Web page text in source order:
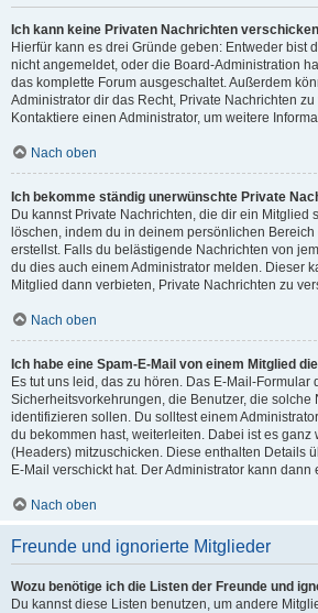
Ich kann keine Privaten Nachrichten
Hierfür kann es drei Gründe geben: Entweder bist
nicht angemeldet, oder die Board-Administration
das komplette Forum ausgeschaltet. Außerdem
Administrator dir das Recht, Private Nachrichten
Kontaktiere einen Administrator, um weitere
Nach oben
Ich bekomme ständig unerwünschte Private
Du kannst Private Nachrichten, die dir ein Mitglied
löschen, indem du in deinem persönlichen
erstellst. Falls du belästigende Nachrichten von
du dies auch einem Administrator melden. Dieser
Mitglied dann verbieten, Private Nachrichten zu
Nach oben
Ich habe eine Spam-E-Mail von einem Mitglied
Es tut uns leid, das zu hören. Das E-Mail-Formular
Sicherheitsvorkehrungen, die Benutzer, die solche
identifizieren sollen. Du solltest einem
du bekommen hast, weiterleiten. Dabei ist es ganz
(Headers) mitzuschicken. Diese enthalten Details
E-Mail verschickt hat. Der Administrator kann
Nach oben
Freunde und ignorierte Mitglieder
Wozu benötige ich die Listen der Freunde und
Du kannst diese Listen benutzen, um andere